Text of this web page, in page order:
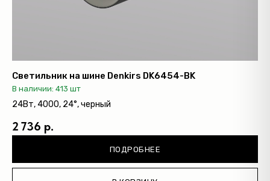
Светильник на шине Denkirs DK6454-BK
В наличии: 413 шт
24Вт, 4000, 24°, черный
2 736 р.
ПОДРОБНЕЕ